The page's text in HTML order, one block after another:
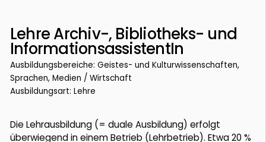
Lehre Archiv-, Bibliotheks- und
InformationsassistentIn
Ausbildungsbereiche: Geistes- und Kulturwissenschaften,
Sprachen, Medien / Wirtschaft
Ausbildungsart: Lehre
Die Lehrausbildung (= duale Ausbildung) erfolgt
überwiegend in einem Betrieb (Lehrbetrieb). Etwa 20 %